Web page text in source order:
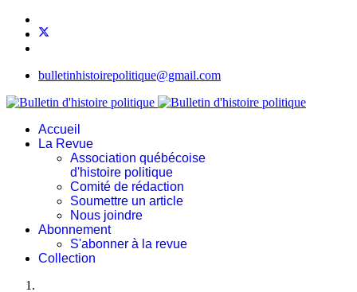
bulletinhistoirepolitique@gmail.com
Accueil
La Revue
Association québécoise
d'histoire politique
Comité de rédaction
Soumettre un article
Nous joindre
Abonnement
S'abonner à la revue
Collection